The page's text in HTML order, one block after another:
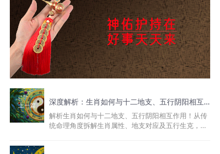
上一篇 深度解析：生肖如何与十二地支、五行阴阳相互作用
解析生肖如何与十二地支、五行阴阳相互作用！从传
统命理角度拆解生肖属性、地支对应及五行生克，带